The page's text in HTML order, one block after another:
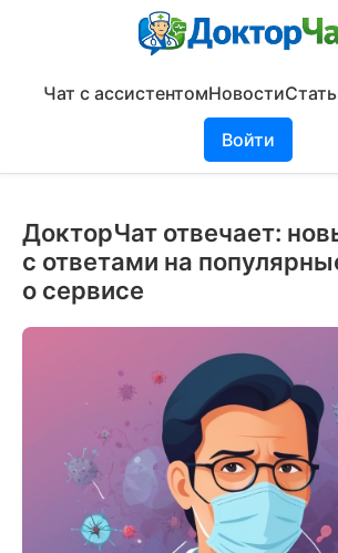
Чат с ассистентомНовости
Войти
ДокторЧат отвечает:
с ответами на
о сервисе